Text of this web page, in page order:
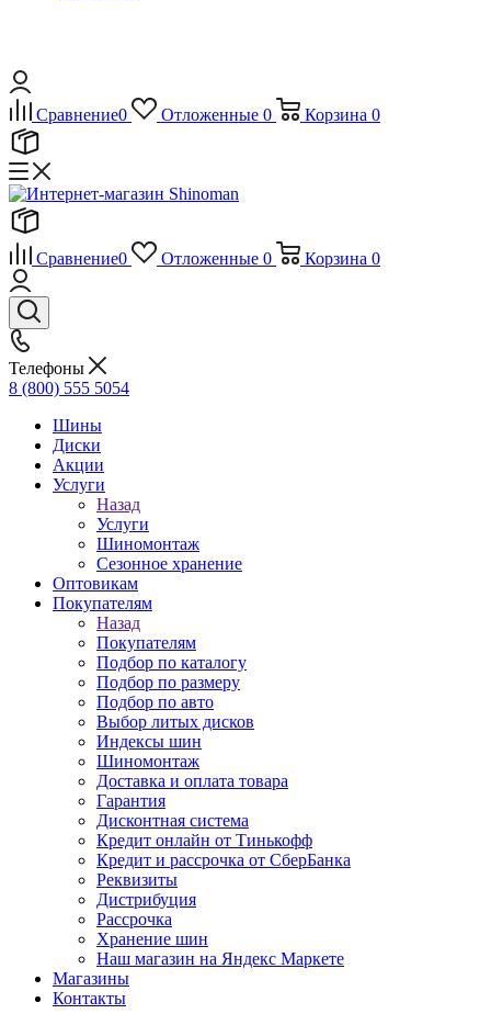
Сравнение0 Отложенные 0 Корзина 0
Сравнение0 Отложенные 0 Корзина 0
Телефоны
8 (800) 555 5054
Шины
Диски
Акции
Услуги
Назад
Услуги
Шиномонтаж
Сезонное хранение
Оптовикам
Покупателям
Назад
Покупателям
Подбор по каталогу
Подбор по размеру
Подбор по авто
Выбор литых дисков
Индексы шин
Шиномонтаж
Доставка и оплата товара
Гарантия
Дисконтная система
Кредит онлайн от Тинькофф
Кредит и рассрочка от СберБанка
Реквизиты
Дистрибуция
Рассрочка
Хранение шин
Наш магазин на Яндекс Маркете
Магазины
Контакты